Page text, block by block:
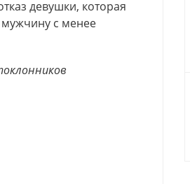
девушки, которая
мужчину с менее